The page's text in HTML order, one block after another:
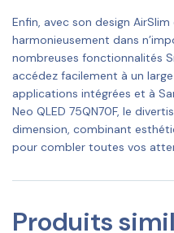
Enfin, avec son design
harmonieusement dans
nombreuses fonctionnalités
accédez facilement à un
applications intégrées et à
Neo QLED 75QN70F, le
dimension, combinant
pour combler toutes vos
Produits